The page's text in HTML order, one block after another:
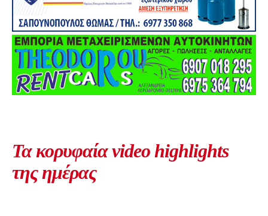
Τα κορυφαία video highlights
της ημέρας